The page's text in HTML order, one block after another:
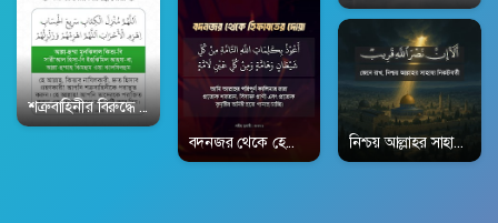
শত্রুবাহিনীর বিরুদ্ধে দোয়া | সহীহ বুখারী ২৯৩৩ | Sahih-Al-Bukhari 2933
বদনজর থেকে হেফাজতের দুআ | সহীহ বুখারী ৩৩৭১
নিশ্চয় আল্লাহর সাহায্য